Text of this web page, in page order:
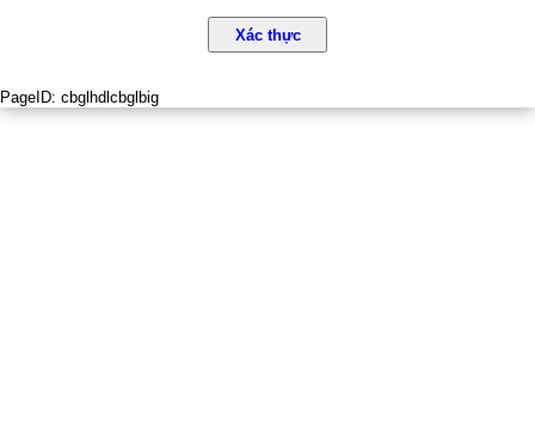
Xác thực
PageID: cbglhdlcbglbig